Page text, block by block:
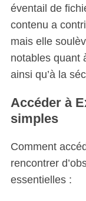
éventail de
contenu a
mais elle
notables quant
ainsi qu’à la
Accéder à
simples
Comment
rencontrer
essentielles :